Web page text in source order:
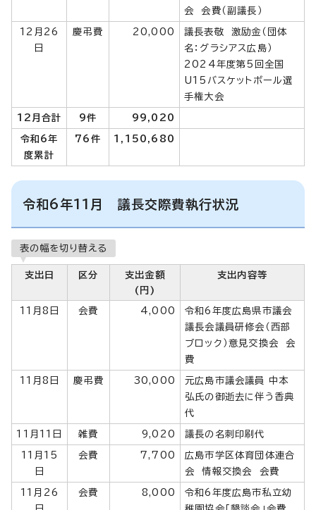
会 会費（副議長）
12月26
日
慶弔費 20,000
議長表敬 激励金（団体
名：グラシアス広島）
2024年度第5回全国
U15バスケットボール選
手権大会
12月合計 9件 99,020
令和6年
度累計
76件 1,150,680
令和6年11月 議長交際費執行状況
表の幅を切り替える
支出日 区分
支出金額
(円)
支出内容等
11月8日 会費 4,000
令和6年度広島県市議会
議長会議員研修会（西部
ブロック）意見交換会 会
費
11月8日 慶弔費 30,000
元広島市議会議員 中本
弘氏の御逝去に伴う香典
代
11月11日 雑費 9,020 議長の名刺印刷代
11月15
日
会費 7,700
広島市学区体育団体連合
会 情報交換会 会費
11月26
会費 8,000
令和6年度広島市私立幼